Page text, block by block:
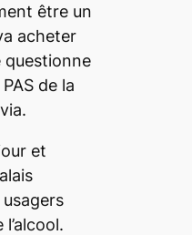
être un
acheter
questionne
de la
et
l’alcool.